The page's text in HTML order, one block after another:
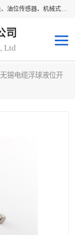
东莞市柏奥电子有限公司主要经营产品：浮球液位开关、油位传感器、机械式油表、浮球液位计、水位控制浮球阀、料位开关，水流开关、油水位控制配套仪表等。柏奥电子，您可信赖的合作伙伴
司
Ltd
锡电缆浮球液位开